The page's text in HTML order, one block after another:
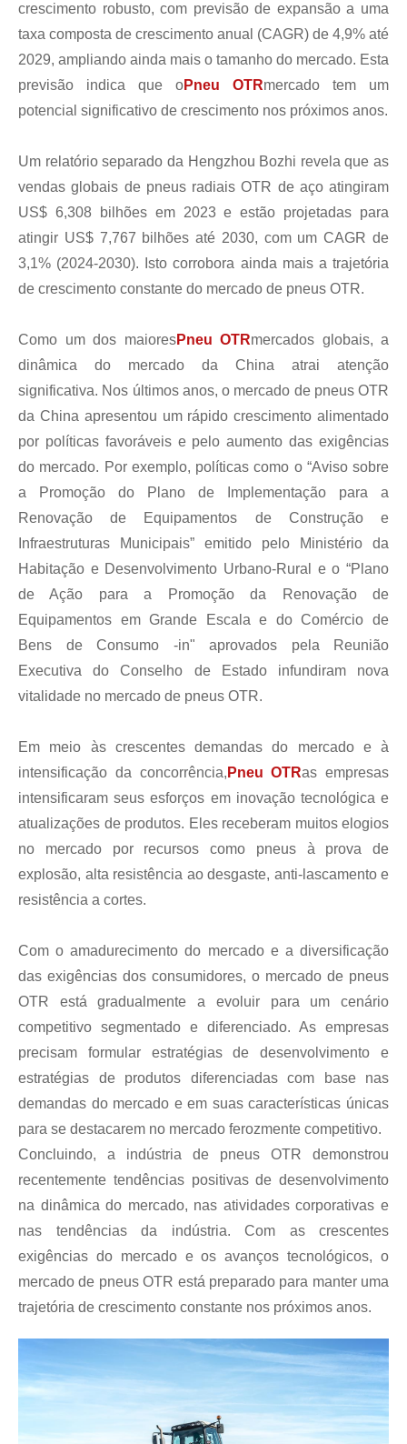
crescimento robusto, com previsão de expansão a uma
taxa composta de crescimento anual (CAGR) de 4,9% até
2029, ampliando ainda mais o tamanho do mercado. Esta
previsão indica que oPneu OTRmercado tem um
potencial significativo de crescimento nos próximos anos.
Um relatório separado da Hengzhou Bozhi revela que as
vendas globais de pneus radiais OTR de aço atingiram
US$ 6,308 bilhões em 2023 e estão projetadas para
atingir US$ 7,767 bilhões até 2030, com um CAGR de
3,1% (2024-2030). Isto corrobora ainda mais a trajetória
de crescimento constante do mercado de pneus OTR.
Como um dos maioresPneu OTRmercados globais, a
dinâmica do mercado da China atrai atenção
significativa. Nos últimos anos, o mercado de pneus OTR
da China apresentou um rápido crescimento alimentado
por políticas favoráveis ​​e pelo aumento das exigências
do mercado. Por exemplo, políticas como o “Aviso sobre
a Promoção do Plano de Implementação para a
Renovação de Equipamentos de Construção e
Infraestruturas Municipais” emitido pelo Ministério da
Habitação e Desenvolvimento Urbano-Rural e o “Plano
de Ação para a Promoção da Renovação de
Equipamentos em Grande Escala e do Comércio de
Bens de Consumo -in" aprovados pela Reunião
Executiva do Conselho de Estado infundiram nova
vitalidade no mercado de pneus OTR.
Em meio às crescentes demandas do mercado e à
intensificação da concorrência, Pneu OTRas empresas
intensificaram seus esforços em inovação tecnológica e
atualizações de produtos. Eles receberam muitos elogios
no mercado por recursos como pneus à prova de
explosão, alta resistência ao desgaste, anti-lascamento e
resistência a cortes.
Com o amadurecimento do mercado e a diversificação
das exigências dos consumidores, o mercado de pneus
OTR está gradualmente a evoluir para um cenário
competitivo segmentado e diferenciado. As empresas
precisam formular estratégias de desenvolvimento e
estratégias de produtos diferenciadas com base nas
demandas do mercado e em suas características únicas
para se destacarem no mercado ferozmente competitivo.
Concluindo, a indústria de pneus OTR demonstrou
recentemente tendências positivas de desenvolvimento
na dinâmica do mercado, nas atividades corporativas e
nas tendências da indústria. Com as crescentes
exigências do mercado e os avanços tecnológicos, o
mercado de pneus OTR está preparado para manter uma
trajetória de crescimento constante nos próximos anos.